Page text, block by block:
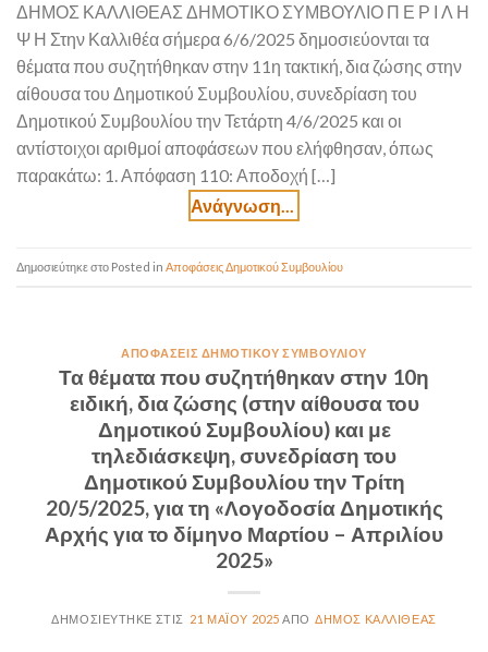
ΔΗΜΟΣ ΚΑΛΛΙΘΕΑΣ ΔΗΜΟΤΙΚΟ ΣΥΜΒΟΥΛΙΟ Π Ε Ρ Ι Λ Η
Ψ Η Στην Καλλιθέα σήμερα 6/6/2025 δημοσιεύονται τα
θέματα που συζητήθηκαν στην 11η τακτική, δια ζώσης στην
αίθουσα του Δημοτικού Συμβουλίου, συνεδρίαση του
Δημοτικού Συμβουλίου την Τετάρτη 4/6/2025 και οι
αντίστοιχοι αριθμοί αποφάσεων που ελήφθησαν, όπως
παρακάτω: 1. Απόφαση 110: Αποδοχή […]
Posted in Αποφάσεις Δημοτικού Συμβουλίου
ΑΠΟΦΆΣΕΙΣ ΔΗΜΟΤΙΚΟΎ ΣΥΜΒΟΥΛΊΟΥ
Τα θέματα που συζητήθηκαν στην 10η
ειδική, δια ζώσης (στην αίθουσα του
Δημοτικού Συμβουλίου) και με
τηλεδιάσκεψη, συνεδρίαση του
Δημοτικού Συμβουλίου την Τρίτη
20/5/2025, για τη «Λογοδοσία Δημοτικής
Αρχής για το δίμηνο Μαρτίου – Απριλίου
2025»
21 ΜΑΪ́ΟΥ 2025 ΔΉΜΟΣ ΚΑΛΛΙΘΈΑΣ